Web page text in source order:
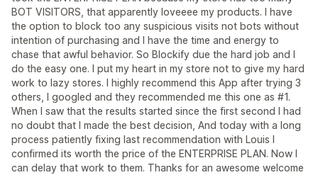
BOT VISITORS, that apparently loveeee my products. I have
the option to block too any suspicious visits not bots without
intention of purchasing and I have the time and energy to
chase that awful behavior. So Blockify due the hard job and I
do the easy one. I put my heart in my store not to give my hard
work to lazy stores. I highly recommend this App after trying 3
others, I googled and they recommended me this one as #1.
When I saw that the results started since the first second I had
no doubt that I made the best decision, And today with a long
process patiently fixing last recommendation with Louis I
confirmed its worth the price of the ENTERPRISE PLAN. Now I
can delay that work to them. Thanks for an awesome welcome